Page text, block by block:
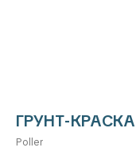
ГРУНТ-КРАСКА
Poller